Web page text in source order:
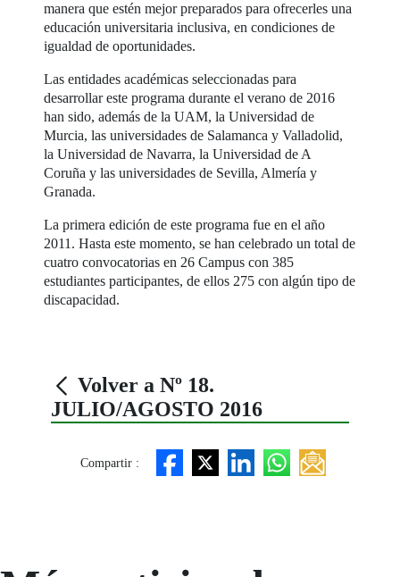
manera que estén mejor preparados para ofrecerles una
educación universitaria inclusiva, en condiciones de
igualdad de oportunidades.
Las entidades académicas seleccionadas para
desarrollar este programa durante el verano de 2016
han sido, además de la UAM, la Universidad de
Murcia, las universidades de Salamanca y Valladolid,
la Universidad de Navarra, la Universidad de A
Coruña y las universidades de Sevilla, Almería y
Granada.
La primera edición de este programa fue en el año
2011. Hasta este momento, se han celebrado un total de
cuatro convocatorias en 26 Campus con 385
estudiantes participantes, de ellos 275 con algún tipo de
discapacidad.
Volver a Nº 18.
JULIO/AGOSTO 2016
Compartir :